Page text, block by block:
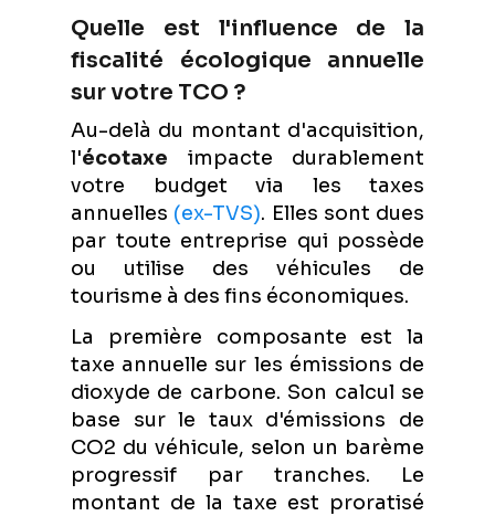
Quelle est l'influence de la
fiscalité écologique annuelle
sur votre TCO ?
Au-delà du montant d'acquisition,
l'écotaxe impacte durablement
votre budget via les taxes
annuelles (ex-TVS). Elles sont dues
par toute entreprise qui possède
ou utilise des véhicules de
tourisme à des fins économiques.
La première composante est la
taxe annuelle sur les émissions de
dioxyde de carbone. Son calcul se
base sur le taux d'émissions de
CO2 du véhicule, selon un barème
progressif par tranches. Le
montant de la taxe est proratisé